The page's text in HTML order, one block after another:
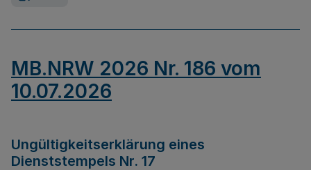
MB.NRW 2026 Nr. 186 vom
10.07.2026
Ungültigkeitserklärung eines
Dienststempels Nr. 17